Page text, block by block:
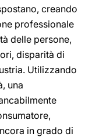
creando
professionale
delle persone,
disparità di
Utilizzando
una
in grado di